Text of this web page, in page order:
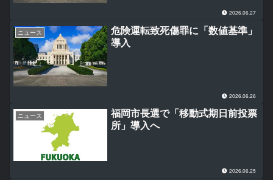
2026.06.27
ニュース
危険運転致死傷罪に「数値基準」
導入
2026.06.26
ニュース
福岡市長選で「移動式期日前投票
所」導入へ
2026.06.25